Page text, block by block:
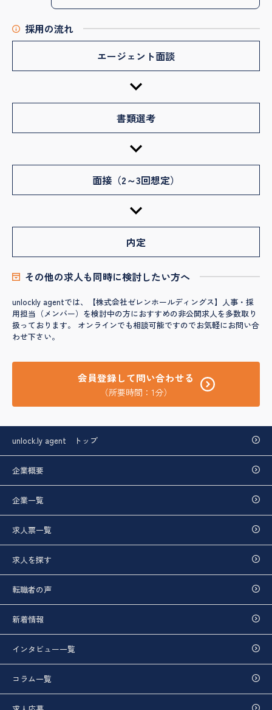
採用の流れ
エージェント面談
書類選考
面接（2～3回想定）
内定
その他の求人も同時に検討したい方へ
unlockly agentでは、【株式会社ゼレンホールディングス】人事・採
用担当（メンバー）を検討中の方におすすめの非公開求人を多数取り
扱っております。 オンラインでも相談可能ですのでお気軽にお問い合
わせ下さい。
会員登録して問い合わせる
（所要時間：1分）
unlock.ly agent トップ
企業概要
企業一覧
求人票一覧
求人を探す
転職者の声
新着情報
インタビュー一覧
コラム一覧